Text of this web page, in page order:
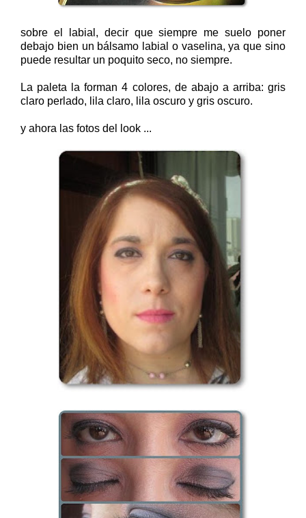
sobre el labial, decir que siempre me suelo poner
debajo bien un bálsamo labial o vaselina, ya que sino
puede resultar un poquito seco, no siempre.
La paleta la forman 4 colores, de abajo a arriba: gris
claro perlado, lila claro, lila oscuro y gris oscuro.
y ahora las fotos del look ...